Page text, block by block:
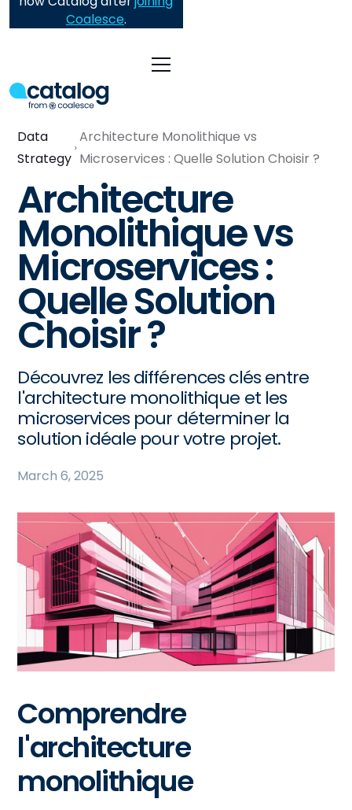
Coalesce.
Data
Strategy
Architecture Monolithique vs
Microservices : Quelle Solution Choisir ?
Architecture
Monolithique vs
Microservices :
Quelle Solution
Choisir ?
Découvrez les différences clés entre
l'architecture monolithique et les
microservices pour déterminer la
solution idéale pour votre projet.
March 6, 2025
Comprendre
l'architecture
monolithique